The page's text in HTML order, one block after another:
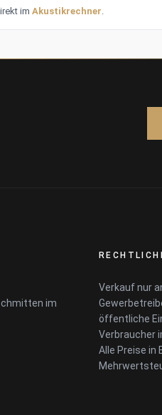
im Akustikrechner
im
Verkauf nur
öffentliche
Verbraucher
Alle Preise in